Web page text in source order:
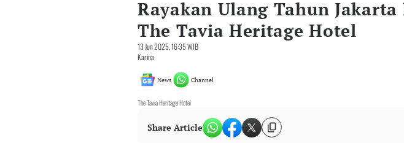
Rayakan Ulang Tahun Jakarta
The Tavia Heritage Hotel
13 Jun 2025, 16:35 WIB
Karina
News Channel
The Tavia Heritage Hotel
Share Article